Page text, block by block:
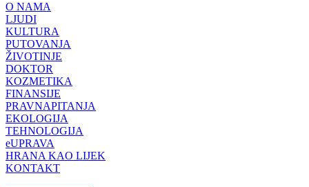
O NAMA
LJUDI
KULTURA
PUTOVANJA
ŽIVOTINJE
DOKTOR
KOZMETIKA
FINANSIJE
PRAVNAPITANJA
EKOLOGIJA
TEHNOLOGIJA
eUPRAVA
HRANA KAO LIJEK
KONTAKT